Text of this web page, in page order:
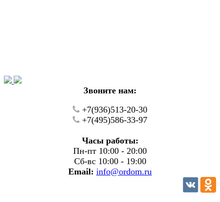
Звоните нам:
+7(936)513-20-30
+7(495)586-33-97
Часы работы:
Пн-пт 10:00 - 20:00
Сб-вс 10:00 - 19:00
Email: info@ordom.ru